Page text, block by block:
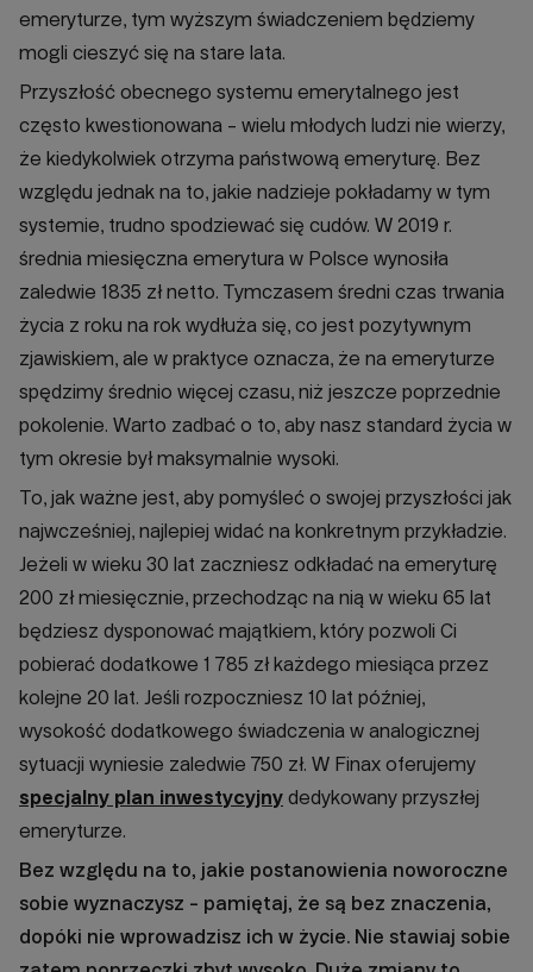
emeryturze, tym wyższym świadczeniem będziemy
mogli cieszyć się na stare lata.
Przyszłość obecnego systemu emerytalnego jest
często kwestionowana - wielu młodych ludzi nie wierzy,
że kiedykolwiek otrzyma państwową emeryturę. Bez
względu jednak na to, jakie nadzieje pokładamy w tym
systemie, trudno spodziewać się cudów. W 2019 r.
średnia miesięczna emerytura w Polsce wynosiła
zaledwie 1835 zł netto. Tymczasem średni czas trwania
życia z roku na rok wydłuża się, co jest pozytywnym
zjawiskiem, ale w praktyce oznacza, że na emeryturze
spędzimy średnio więcej czasu, niż jeszcze poprzednie
pokolenie. Warto zadbać o to, aby nasz standard życia w
tym okresie był maksymalnie wysoki.
To, jak ważne jest, aby pomyśleć o swojej przyszłości jak
najwcześniej, najlepiej widać na konkretnym przykładzie.
Jeżeli w wieku 30 lat zaczniesz odkładać na emeryturę
200 zł miesięcznie, przechodząc na nią w wieku 65 lat
będziesz dysponować majątkiem, który pozwoli Ci
pobierać dodatkowe 1 785 zł każdego miesiąca przez
kolejne 20 lat. Jeśli rozpoczniesz 10 lat później,
wysokość dodatkowego świadczenia w analogicznej
sytuacji wyniesie zaledwie 750 zł. W Finax oferujemy
specjalny plan inwestycyjny dedykowany przyszłej
emeryturze.
Bez względu na to, jakie postanowienia noworoczne
sobie wyznaczysz - pamiętaj, że są bez znaczenia,
dopóki nie wprowadzisz ich w życie. Nie stawiaj sobie